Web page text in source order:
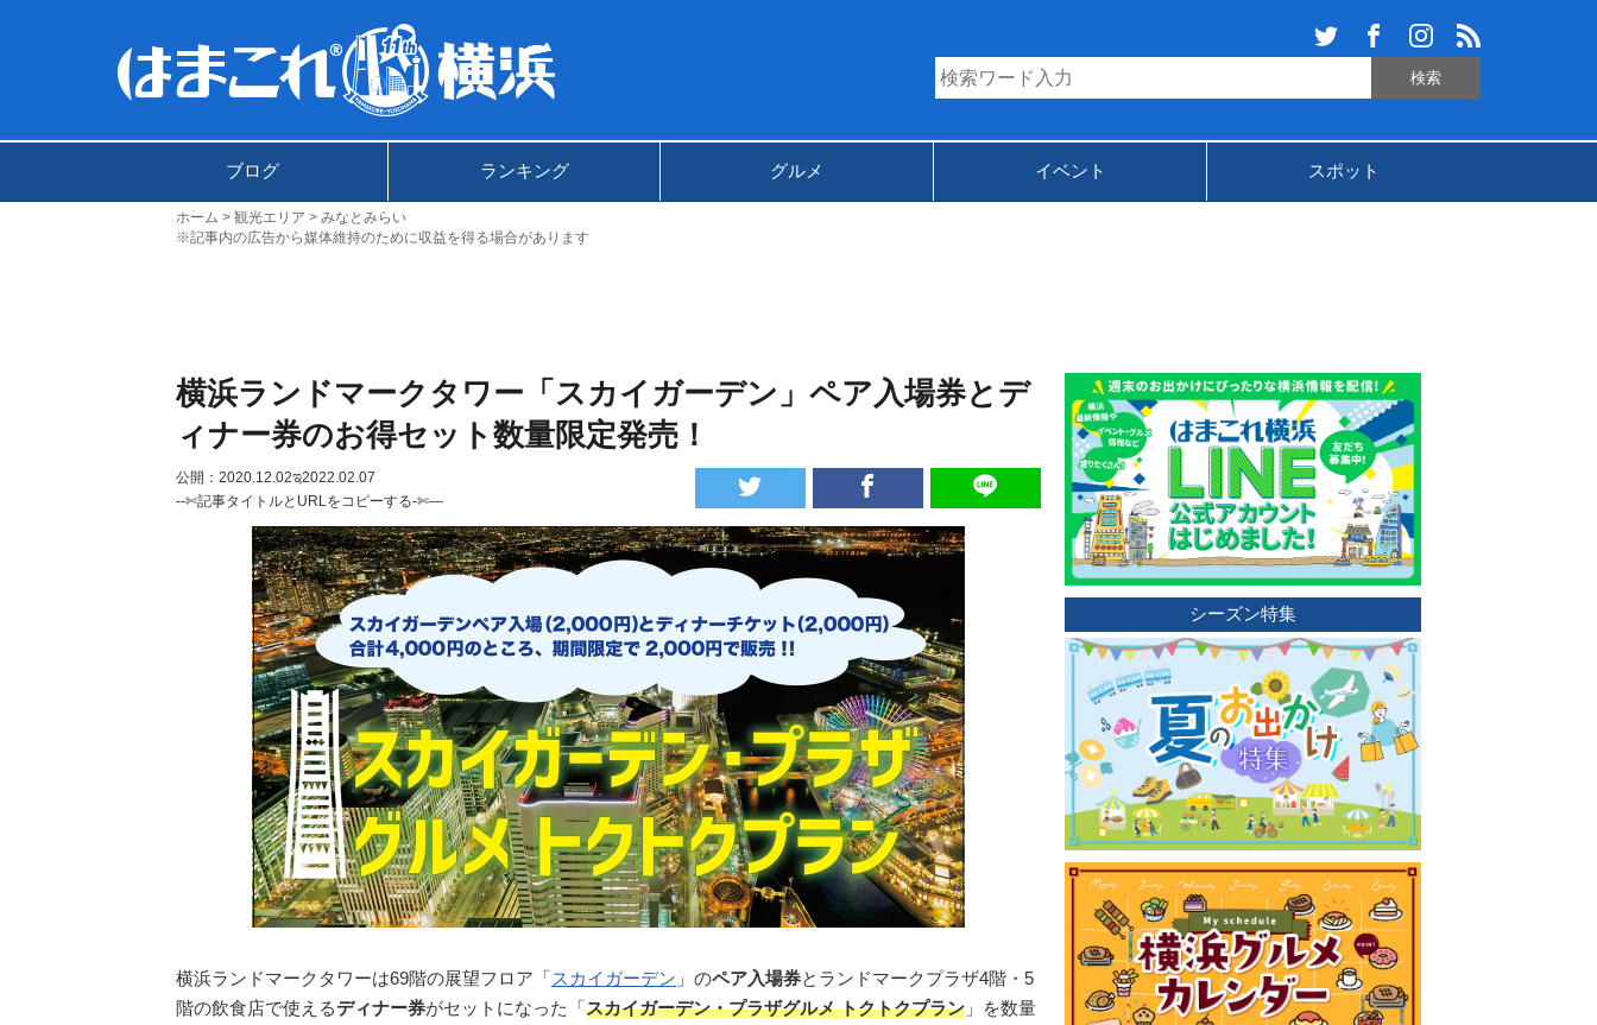
ブログ ランキング グルメ イベント スポット
ホーム 観光エリア
みなとみらい
※記事内の広告から媒体維持のために収益を得る場合があります
横浜ランドマークタワー「スカイガーデン」ペア入場券とデ
ィナー券のお得セット数量限定発売！
公開：2020.12.02ಇ2022.02.07
--✄記事タイトルとURLをコピーする-✄—
横浜ランドマークタワーは69階の展望フロア「スカイガーデン 」のペア入場券とランドマークプラザ4階・5
階の飲食店で使えるディナー券がセットになった「スカイガーデン・プラザグルメ トクトクプラン 」を数量
シーズン特集